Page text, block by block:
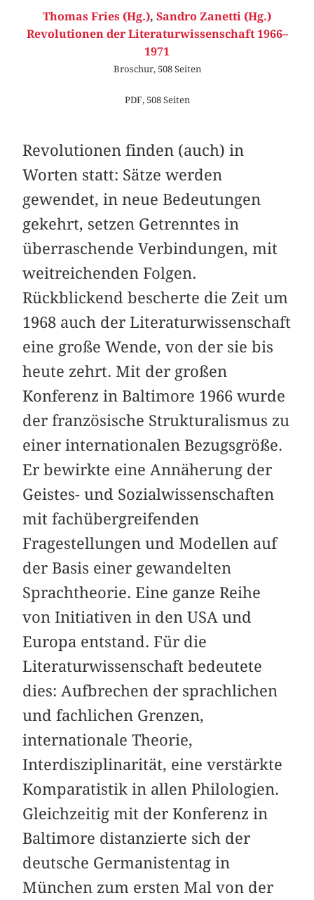
Thomas Fries (Hg.), Sandro Zanetti (Hg.)
Revolutionen der Literaturwissenschaft 1966–
1971
Broschur, 508 Seiten
PDF, 508 Seiten
Revolutionen finden (auch) in
Worten statt: Sätze werden
gewendet, in neue Bedeutungen
gekehrt, setzen Getrenntes in
überraschende Verbindungen, mit
weitreichenden Folgen.
Rückblickend bescherte die Zeit um
1968 auch der Literaturwissenschaft
eine große Wende, von der sie bis
heute zehrt. Mit der großen
Konferenz in Baltimore 1966 wurde
der französische Strukturalismus zu
einer internationalen Bezugsgröße.
Er bewirkte eine Annäherung der
Geistes- und Sozialwissenschaften
mit fachübergreifenden
Fragestellungen und Modellen auf
der Basis einer gewandelten
Sprachtheorie. Eine ganze Reihe
von Initiativen in den USA und
Europa entstand. Für die
Literaturwissenschaft bedeutete
dies: Aufbrechen der sprachlichen
und fachlichen Grenzen,
internationale Theorie,
Interdisziplinarität, eine verstärkte
Komparatistik in allen Philologien.
Gleichzeitig mit der Konferenz in
Baltimore distanzierte sich der
deutsche Germanistentag in
München zum ersten Mal von der